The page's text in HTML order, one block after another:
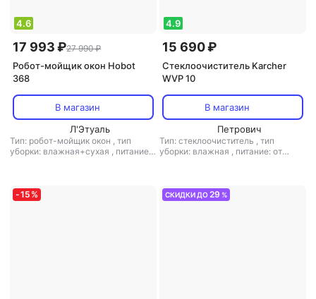
4.6
17 993 ₽27 990 ₽
Робот-мойщик окон Hobot
368
В магазин
Л'Этуаль
Тип: робот-мойщик окон , тип
уборки: влажная+сухая , питание:
90 Вт
4.9
15 690 ₽
Стеклоочиститель Karcher
WVP 10
В магазин
Петрович
Тип: стеклоочиститель , тип
уборки: влажная , питание: от
-15 % СКИДКИ ДО29 %